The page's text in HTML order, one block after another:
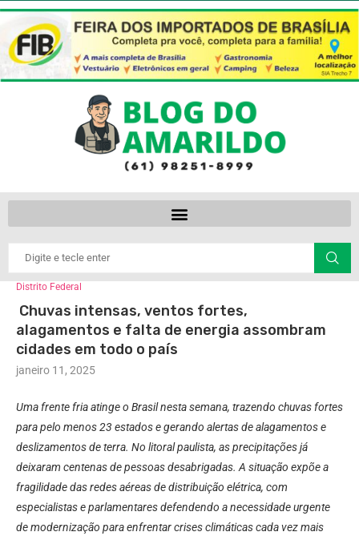
Distrito Federal
Chuvas intensas, ventos fortes,
alagamentos e falta de energia assombram
cidades em todo o país
janeiro 11, 2025
Uma frente fria atinge o Brasil nesta semana, trazendo chuvas fortes
para pelo menos 23 estados e gerando alertas de alagamentos e
deslizamentos de terra. No litoral paulista, as precipitações já
deixaram centenas de pessoas desabrigadas. A situação expõe a
fragilidade das redes aéreas de distribuição elétrica, com
especialistas e parlamentares defendendo a necessidade urgente
de modernização para enfrentar crises climáticas cada vez mais